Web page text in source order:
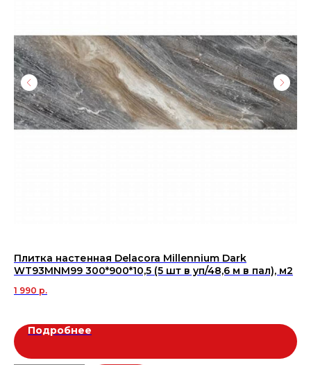
Плитка настенная Delacora Millennium Dark
WT93MNM99 300*900*10,5 (5 шт в уп/48,6 м в пал), м2
1 990 р.
Подробнее